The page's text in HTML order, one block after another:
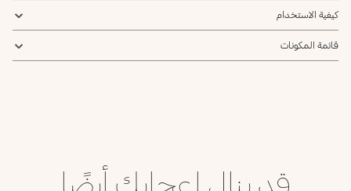
كيفية الاستخدام
قائمة المكونات
قد ينال إعجابك أيضًا